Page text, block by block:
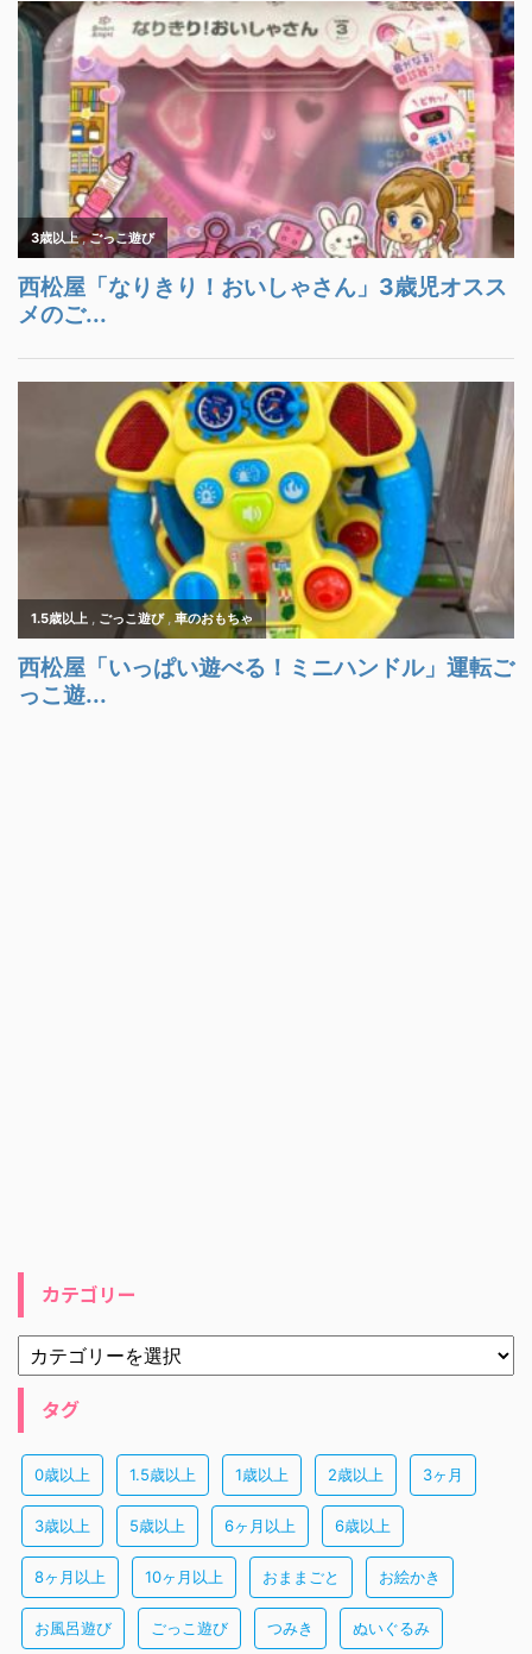
カテゴリー
タグ
0歳以上 1.5歳以上 1歳以上 2歳以上 3ヶ月
3歳以上 5歳以上 6ヶ月以上 6歳以上
8ヶ月以上 10ヶ月以上 おままごと お絵かき
お風呂遊び ごっこ遊び つみき ぬいぐるみ